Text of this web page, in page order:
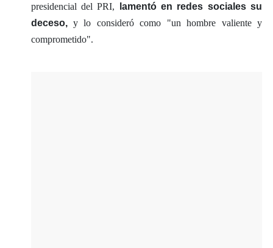
presidencial del PRI,
lamentó en redes sociales su
deceso,y lo consideró como "un hombre valiente y
comprometido".